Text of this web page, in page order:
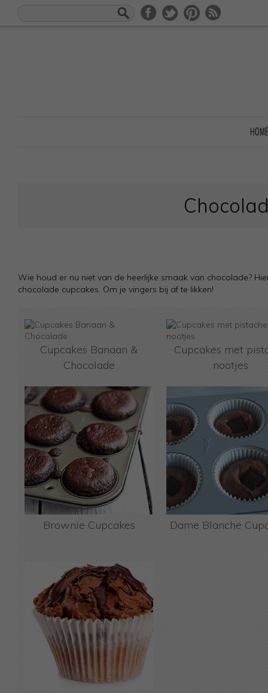
HOME
Wie houd er nu niet van de heerlijke smaak van chocolade?
chocolade cupcakes. Om je vingers bij af te likken!
Cupcakes Banaan &
Chocolade
Cupcakes met
nootjes
Brownie Cupcakes Dame Blanche